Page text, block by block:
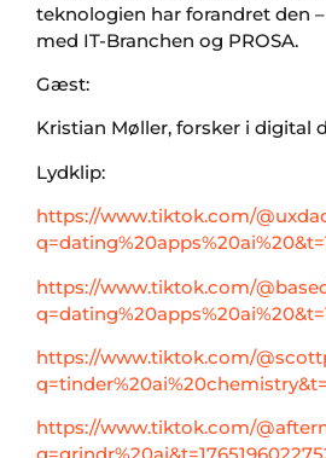
teknologien har forandret den
med IT-Branchen og PROSA.
Gæst:
Kristian Møller, forsker i digital
Lydklip:
https://www.tiktok.com/
https://www.tiktok.com/
https://www.tiktok.com/
https://www.tiktok.com/